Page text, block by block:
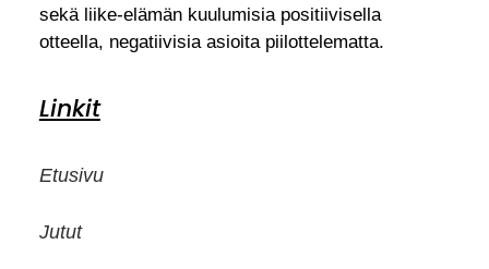
sekä liike-elämän kuulumisia positiivisella
otteella, negatiivisia asioita piilottelematta.
Linkit
Etusivu
Jutut